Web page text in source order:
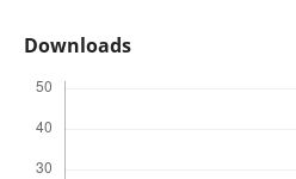
Downloads